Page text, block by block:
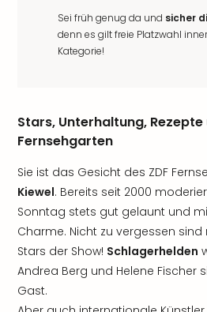
Sei früh genug da und sicher
denn es gilt freie Platzwahl
Kategorie!
Stars, Unterhaltung, Rezepte
Fernsehgarten
Sie ist das Gesicht des ZDF
Kiewel. Bereits seit 2000
Sonntag stets gut gelaunt und
Charme. Nicht zu vergessen
Stars der Show! Schlagerhelden
Andrea Berg und Helene Fischer
Gast.